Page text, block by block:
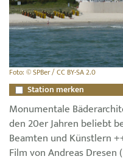
Foto: © SPBer / CC BY-SA 2.0
Station merken
Monumentale
den 20er Jahren beliebt
Beamten und Künstlern
Film von Andreas